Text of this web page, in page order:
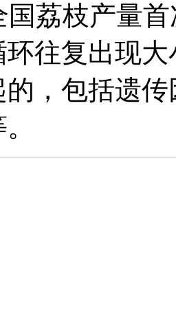
国荔枝产量
环往复出现
，包括遗